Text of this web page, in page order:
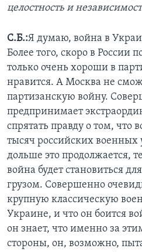
целостность и
С.Б.:Я думаю, война в
Более того, скоро в России
только очень хороши в
нравится. А Москва не
партизанскую войну.
предпринимает
спрятать правду о том, что
тысяч российских
дольше это продолжается,
война будет становиться
грузом. Совершенно
крупную классическую
Украине, и что он боится
он знает, что именно за
стороны, он, возможно,